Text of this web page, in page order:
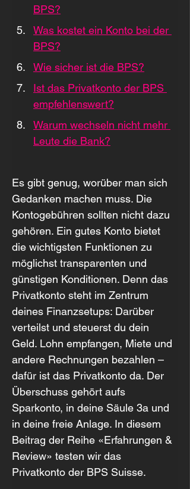
BPS?
Was kostet ein Konto bei der
BPS?
Wie sicher ist die BPS?
Ist das Privatkonto der BPS
empfehlenswert?
Warum wechseln nicht mehr
Leute die Bank?
Es gibt genug, worüber man sich
Gedanken machen muss. Die
Kontogebühren sollten nicht dazu
gehören. Ein gutes Konto bietet
die wichtigsten Funktionen zu
möglichst transparenten und
günstigen Konditionen. Denn das
Privatkonto steht im Zentrum
deines Finanzsetups: Darüber
verteilst und steuerst du dein
Geld. Lohn empfangen, Miete und
andere Rechnungen bezahlen –
dafür ist das Privatkonto da. Der
Überschuss gehört aufs
Sparkonto, in deine Säule 3a und
in deine freie Anlage. In diesem
Beitrag der Reihe «Erfahrungen &
Review» testen wir das
Privatkonto der BPS Suisse.